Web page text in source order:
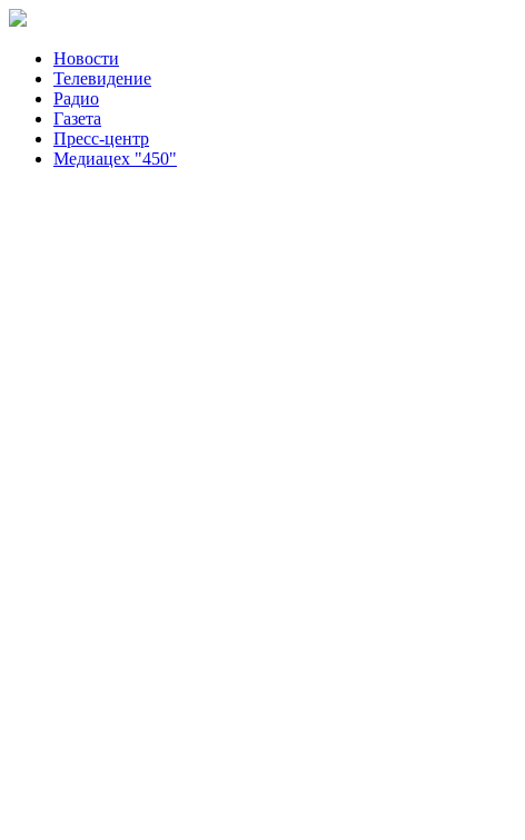
Новости
Телевидение
Радио
Газета
Пресс-центр
Медиацех "450"